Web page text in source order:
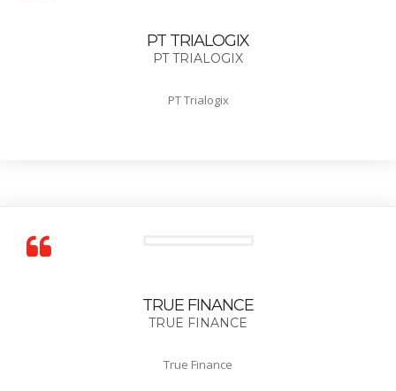
PT TRIALOGIX
PT TRIALOGIX
PT Trialogix
TRUE FINANCE
TRUE FINANCE
True Finance